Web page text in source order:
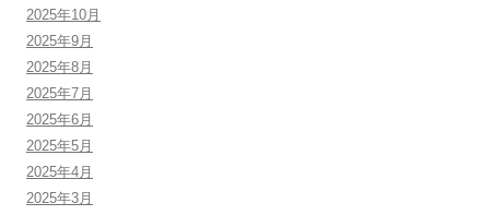
2025年10月
2025年9月
2025年8月
2025年7月
2025年6月
2025年5月
2025年4月
2025年3月